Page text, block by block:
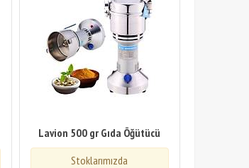
Lavion 500 gr Gıda Öğütücü
Stoklarımızda